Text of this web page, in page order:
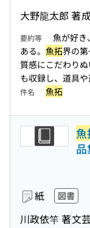
大野龍太郎 著
要約等
魚が好き
ある。 魚拓界の
質感にこだわりぬ
も収録し、道具や
件名 魚拓
品
紙 図書
川政依竿 著文